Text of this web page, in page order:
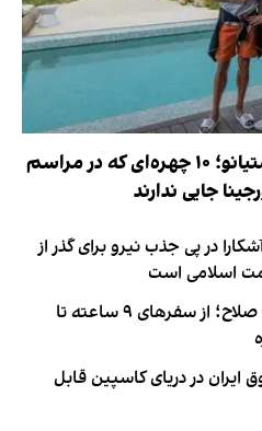
لیست ممنوعه کریستیانو؛ ۱۰ چهره‌ای که در مراسم
جایی ندارند
در پی جذب نیرو برای گذر از
اسلامی است
روایت فداکاری‌های محمد صلاح؛ از سفرهای ۹ ساعته تا
در دریای کاسپین قابل